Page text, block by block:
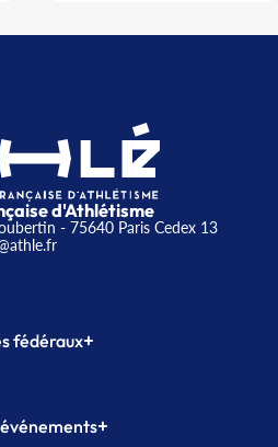
d'Athlétisme
- 75640 Paris Cedex 13
fédéraux+
Formation
+